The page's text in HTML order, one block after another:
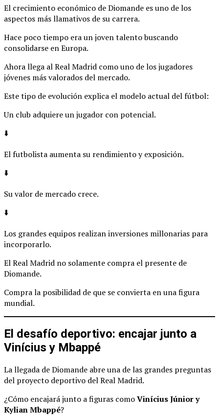
El crecimiento económico de Diomande es uno de los
aspectos más llamativos de su carrera.
Hace poco tiempo era un joven talento buscando
consolidarse en Europa.
Ahora llega al Real Madrid como uno de los jugadores
jóvenes más valorados del mercado.
Este tipo de evolución explica el modelo actual del fútbol:
Un club adquiere un jugador con potencial.
⬇️
El futbolista aumenta su rendimiento y exposición.
⬇️
Su valor de mercado crece.
⬇️
Los grandes equipos realizan inversiones millonarias para
incorporarlo.
El Real Madrid no solamente compra el presente de
Diomande.
Compra la posibilidad de que se convierta en una figura
mundial.
El desafío deportivo: encajar junto a
Vinícius y Mbappé
La llegada de Diomande abre una de las grandes preguntas
del proyecto deportivo del Real Madrid.
¿Cómo encajará junto a figuras comoVinícius Júnior y
Kylian Mbappé?